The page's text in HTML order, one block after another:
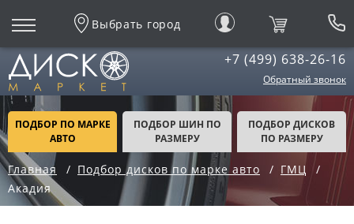
Выбрать город
+7 (499) 638-26-16
Обратный звонок
ПОДБОР ПО МАРКЕ
АВТО
ПОДБОР ШИН ПО
РАЗМЕРУ
ПОДБОР ДИСКОВ
ПО РАЗМЕРУ
Главная Подбор дисков по марке авто
ГМЦ
Акадия